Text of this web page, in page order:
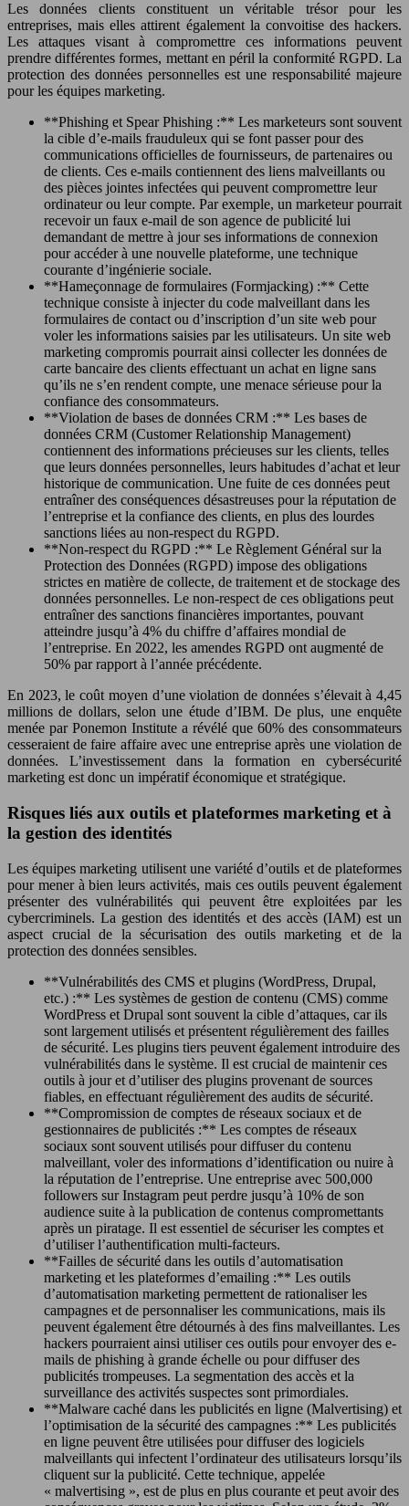
Les données clients constituent un véritable trésor pour les
entreprises, mais elles attirent également la convoitise des hackers.
Les attaques visant à compromettre ces informations peuvent
prendre différentes formes, mettant en péril la conformité RGPD. La
protection des données personnelles est une responsabilité majeure
pour les équipes marketing.
**Phishing et Spear Phishing :** Les marketeurs sont souvent
la cible d’e-mails frauduleux qui se font passer pour des
communications officielles de fournisseurs, de partenaires ou
de clients. Ces e-mails contiennent des liens malveillants ou
des pièces jointes infectées qui peuvent compromettre leur
ordinateur ou leur compte. Par exemple, un marketeur pourrait
recevoir un faux e-mail de son agence de publicité lui
demandant de mettre à jour ses informations de connexion
pour accéder à une nouvelle plateforme, une technique
courante d’ingénierie sociale.
**Hameçonnage de formulaires (Formjacking) :** Cette
technique consiste à injecter du code malveillant dans les
formulaires de contact ou d’inscription d’un site web pour
voler les informations saisies par les utilisateurs. Un site web
marketing compromis pourrait ainsi collecter les données de
carte bancaire des clients effectuant un achat en ligne sans
qu’ils ne s’en rendent compte, une menace sérieuse pour la
confiance des consommateurs.
**Violation de bases de données CRM :** Les bases de
données CRM (Customer Relationship Management)
contiennent des informations précieuses sur les clients, telles
que leurs données personnelles, leurs habitudes d’achat et leur
historique de communication. Une fuite de ces données peut
entraîner des conséquences désastreuses pour la réputation de
l’entreprise et la confiance des clients, en plus des lourdes
sanctions liées au non-respect du RGPD.
**Non-respect du RGPD :** Le Règlement Général sur la
Protection des Données (RGPD) impose des obligations
strictes en matière de collecte, de traitement et de stockage des
données personnelles. Le non-respect de ces obligations peut
entraîner des sanctions financières importantes, pouvant
atteindre jusqu’à 4% du chiffre d’affaires mondial de
l’entreprise. En 2022, les amendes RGPD ont augmenté de
50% par rapport à l’année précédente.
En 2023, le coût moyen d’une violation de données s’élevait à 4,45
millions de dollars, selon une étude d’IBM. De plus, une enquête
menée par Ponemon Institute a révélé que 60% des consommateurs
cesseraient de faire affaire avec une entreprise après une violation de
données. L’investissement dans la formation en cybersécurité
marketing est donc un impératif économique et stratégique.
Risques liés aux outils et plateformes marketing et à
la gestion des identités
Les équipes marketing utilisent une variété d’outils et de plateformes
pour mener à bien leurs activités, mais ces outils peuvent également
présenter des vulnérabilités qui peuvent être exploitées par les
cybercriminels. La gestion des identités et des accès (IAM) est un
aspect crucial de la sécurisation des outils marketing et de la
protection des données sensibles.
**Vulnérabilités des CMS et plugins (WordPress, Drupal,
etc.) :** Les systèmes de gestion de contenu (CMS) comme
WordPress et Drupal sont souvent la cible d’attaques, car ils
sont largement utilisés et présentent régulièrement des failles
de sécurité. Les plugins tiers peuvent également introduire des
vulnérabilités dans le système. Il est crucial de maintenir ces
outils à jour et d’utiliser des plugins provenant de sources
fiables, en effectuant régulièrement des audits de sécurité.
**Compromission de comptes de réseaux sociaux et de
gestionnaires de publicités :** Les comptes de réseaux
sociaux sont souvent utilisés pour diffuser du contenu
malveillant, voler des informations d’identification ou nuire à
la réputation de l’entreprise. Une entreprise avec 500,000
followers sur Instagram peut perdre jusqu’à 10% de son
audience suite à la publication de contenus compromettants
après un piratage. Il est essentiel de sécuriser les comptes et
d’utiliser l’authentification multi-facteurs.
**Failles de sécurité dans les outils d’automatisation
marketing et les plateformes d’emailing :** Les outils
d’automatisation marketing permettent de rationaliser les
campagnes et de personnaliser les communications, mais ils
peuvent également être détournés à des fins malveillantes. Les
hackers pourraient ainsi utiliser ces outils pour envoyer des e-
mails de phishing à grande échelle ou pour diffuser des
publicités trompeuses. La segmentation des accès et la
surveillance des activités suspectes sont primordiales.
**Malware caché dans les publicités en ligne (Malvertising) et
l’optimisation de la sécurité des campagnes :** Les publicités
en ligne peuvent être utilisées pour diffuser des logiciels
malveillants qui infectent l’ordinateur des utilisateurs lorsqu’ils
cliquent sur la publicité. Cette technique, appelée
« malvertising », est de plus en plus courante et peut avoir des